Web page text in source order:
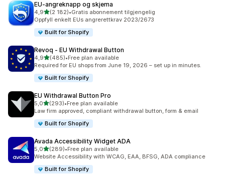
EU‑angreknapp og skjema
4,9av 5 stjerner
(2 182)
Totalt 2182 omtaler
•Gratis abonnement tilgjengelig
Oppfyll enkelt EUs angrerettkrav 2023/2673
Built for Shopify
Revoq ‑ EU Withdrawal Button
4,9av 5 stjerner
(485)
Totalt 485 omtaler
•Free plan available
Required for EU shops from June 19, 2026 – set up in minutes.
Built for Shopify
EU Withdrawal Button Pro
5,0av 5 stjerner
(293)
Totalt 293 omtaler
•Free plan available
Law firm approved, compliant withdrawal button, form & email
Built for Shopify
Avada Accessibility Widget ADA
5,0av 5 stjerner
(289)
Totalt 289 omtaler
•Free plan available
Website Accessibility with WCAG, EAA, BFSG, ADA compliance
Built for Shopify